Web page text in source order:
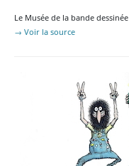
Le Musée de la bande dessinée
→ Voir la source